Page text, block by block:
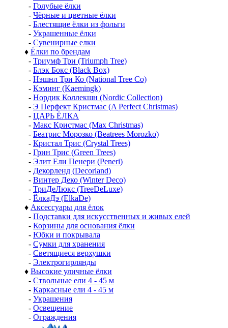
- Голубые ёлки
- Чёрные и цветные ёлки
- Блестящие ёлки из фольги
- Украшенные ёлки
- Сувенирные елки
♦ Ёлки по брендам
- Триумф Три (Triumph Tree)
- Блэк Бокс (Black Box)
- Нэшнл Три Ко (National Tree Co)
- Кэминг (Kaemingk)
- Нордик Коллекшн (Nordic Collection)
- Э Перфект Кристмас (A Perfect Christmas)
- ЦАРЬ ЁЛКА
- Макс Кристмас (Max Christmas)
- Беатрис Морозко (Beatrees Morozko)
- Кристал Трис (Crystal Trees)
- Грин Трис (Green Trees)
- Элит Ели Пенери (Peneri)
- Декорленд (Decorland)
- Винтер Деко (Winter Deco)
- ТриДеЛюкс (TreeDeLuxe)
- ЁлкаДэ (ElkaDe)
♦ Аксессуары для ёлок
- Подставки для искусственных и живых елей
- Корзины для основания ёлки
- Юбки и покрывала
- Сумки для хранения
- Светящиеся верхушки
- Электрогирлянды
♦ Высокие уличные ёлки
- Ствольные ели 4 - 45 м
- Каркасные ели 4 - 45 м
- Украшения
- Освещение
- Ограждения